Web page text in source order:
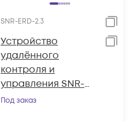
SNR-ERD-2.3
Устройство
удалённого
контроля и
управления SNR-
ERD-2.3
Под заказ